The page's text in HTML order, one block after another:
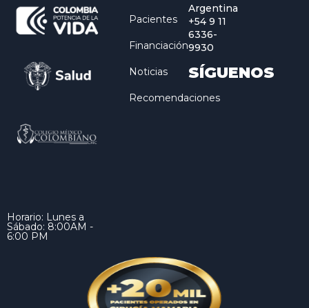
Horario: Lunes a
Sábado: 8:00AM -
6:00 PM
Pacientes
Financiación
Noticias
Recomendaciones
Argentina
+54 9 11
6336-
9930
SÍGUENOS